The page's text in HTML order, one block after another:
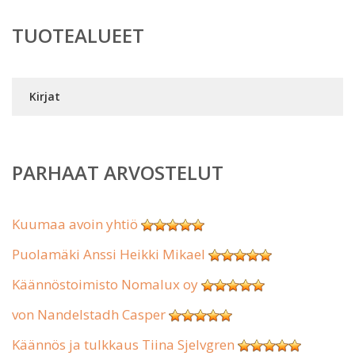
TUOTEALUEET
Kirjat
PARHAAT ARVOSTELUT
Kuumaa avoin yhtiö
Puolamäki Anssi Heikki Mikael
Käännöstoimisto Nomalux oy
von Nandelstadh Casper
Käännös ja tulkkaus Tiina Sjelvgren